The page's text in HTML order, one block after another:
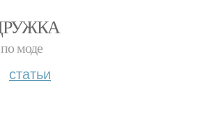
моде
статьи